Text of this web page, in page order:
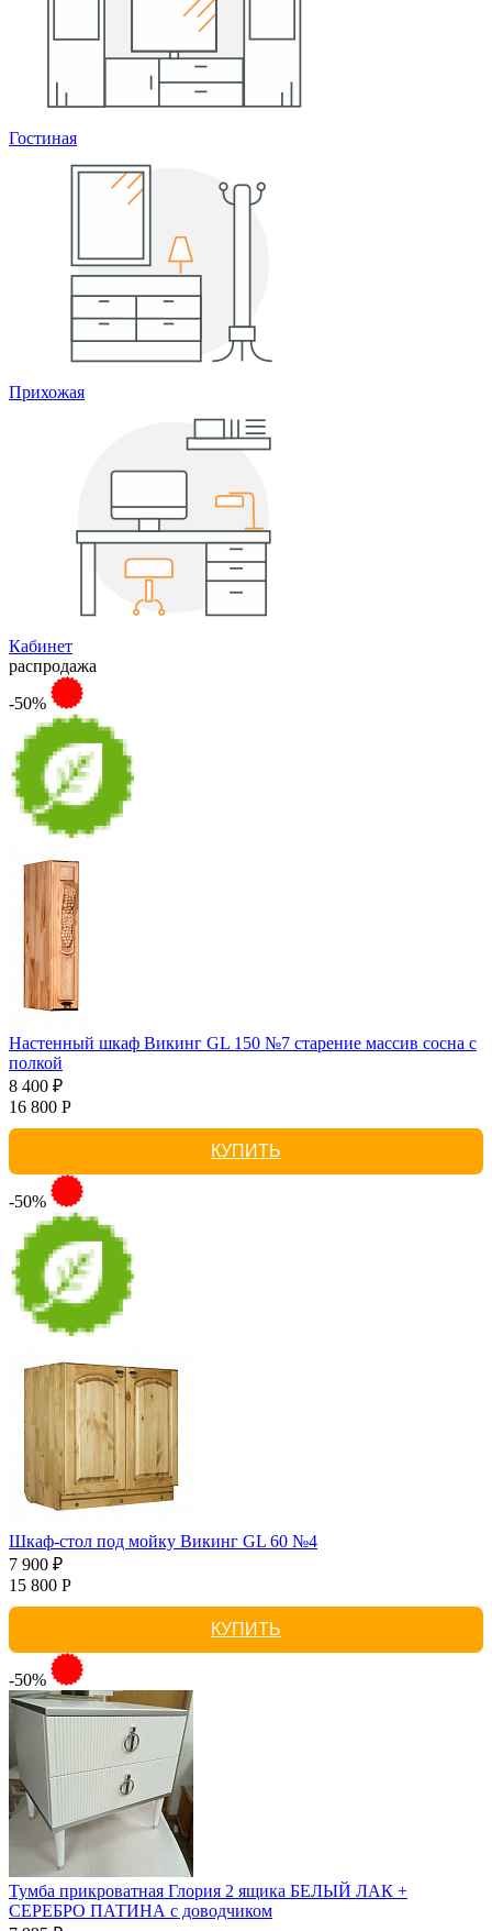
Гостиная
Прихожая
Кабинет
распродажа
-50%
Настенный шкаф Викинг GL 150 №7 старение массив сосна с
полкой
8 400 ₽
16 800 Р
КУПИТЬ
-50%
Шкаф-стол под мойку Викинг GL 60 №4
7 900 ₽
15 800 Р
КУПИТЬ
-50%
Тумба прикроватная Глория 2 ящика БЕЛЫЙ ЛАК +
СЕРЕБРО ПАТИНА с доводчиком